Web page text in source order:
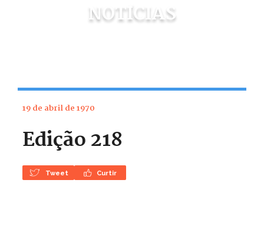
NOTÍCIAS
19 de abril de 1970
Edição 218
Tweet Curtir